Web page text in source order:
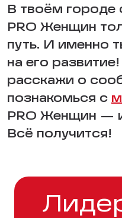
В твоём городе
PRO Женщин
путь. И именно
на его
расскажи о
познакомься с
PRO Женщин —
Всё получится!